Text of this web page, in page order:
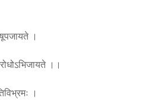
।
।।
।